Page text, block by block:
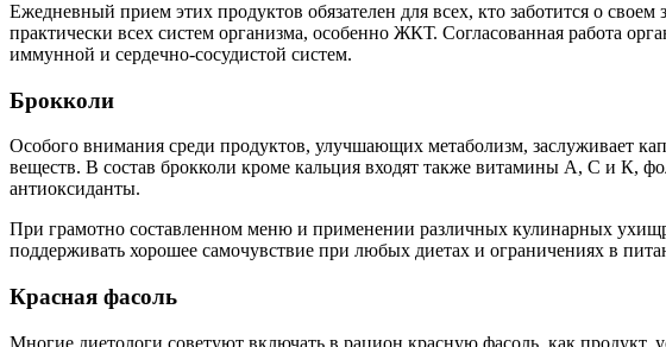
Ежедневный прием этих продуктов обязателен для всех, кто заботится о
практически всех систем организма, особенно ЖКТ. Согласованная работа
иммунной и сердечно-сосудистой систем.
Брокколи
Особого внимания среди продуктов, улучшающих метаболизм, заслуживает
веществ. В состав брокколи кроме кальция входят также витамины А, С и К,
антиоксиданты.
При грамотно составленном меню и применении различных кулинарных
поддерживать хорошее самочувствие при любых диетах и ограничениях в
Красная фасоль
Многие диетологи советуют включать в рацион красную фасоль, как